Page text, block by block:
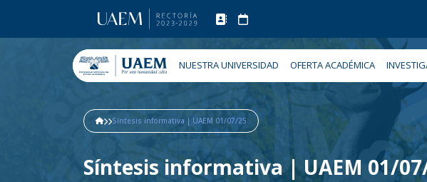
NUESTRA UNIVERSIDAD OFERTA ACADÉMICA
Síntesis informativa | UAEM 01/07/25
Síntesis informativa | UAEM 01/